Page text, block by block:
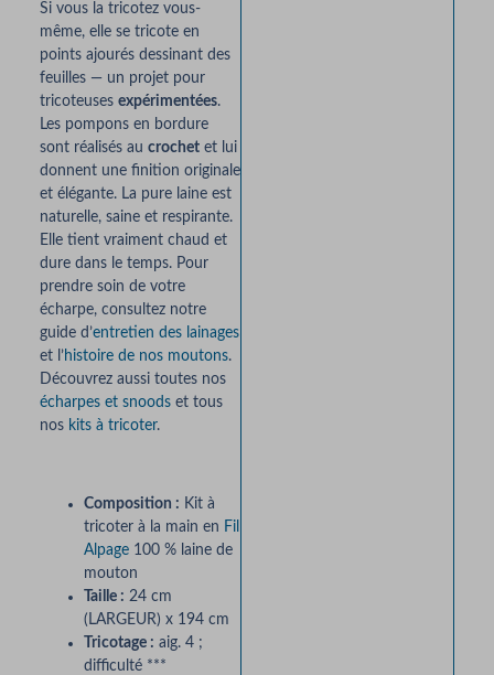
Si vous la tricotez vous-
même, elle se tricote en
points ajourés dessinant des
feuilles — un projet pour
tricoteuses expérimentées.
Les pompons en bordure
sont réalisés au crochetet lui
donnent une finition originale
et élégante. La pure laine est
naturelle, saine et respirante.
Elle tient vraiment chaud et
dure dans le temps. Pour
prendre soin de votre
écharpe, consultez notre
guide d’entretien des lainages
et l’histoire de nos moutons.
Découvrez aussi toutes nos
écharpes et snoodset tous
nos kits à tricoter.
Composition : Kit à
tricoter à la main en Fil
Alpage100 % laine de
mouton
Taille : 24 cm
(LARGEUR) x 194 cm
Tricotage : aig. 4 ;
difficulté ***